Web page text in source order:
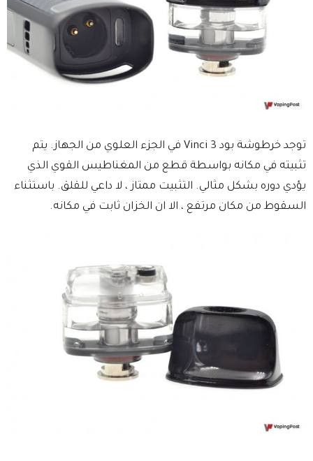
توجد خرطوشة بود Vinci 3 في الجزء العلوي من الجهاز. يتم
تثبيته في مكانه بواسطة قطع من المغناطيس القوي الذي
يؤدي دوره بشكل مثالي. التثبيت ممتاز ، لا داعي للقلق. باستثناء
السقوط من مكان مرتفع ، الا ان الخزان ثابت في مكانه.